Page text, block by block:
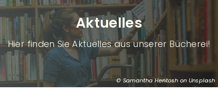
Samantha Hentosh on Unsplash
Aktuelles
Hier finden Sie Aktuelles aus unserer Bücherei!